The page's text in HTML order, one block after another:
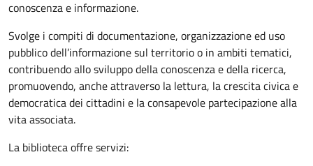
conoscenza e informazione.
Svolge i compiti di documentazione, organizzazione ed uso
pubblico dell’informazione sul territorio o in ambiti tematici,
contribuendo allo sviluppo della conoscenza e della ricerca,
promuovendo, anche attraverso la lettura, la crescita civica e
democratica dei cittadini e la consapevole partecipazione alla
vita associata.
La biblioteca offre servizi: